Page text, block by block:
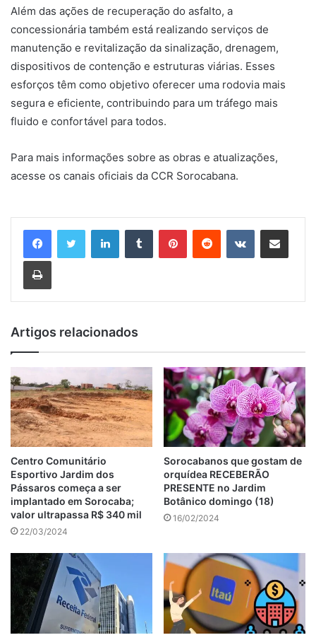
Além das ações de recuperação do asfalto, a
concessionária também está realizando serviços de
manutenção e revitalização da sinalização, drenagem,
dispositivos de contenção e estruturas viárias. Esses
esforços têm como objetivo oferecer uma rodovia mais
segura e eficiente, contribuindo para um tráfego mais
fluido e confortável para todos.
Para mais informações sobre as obras e atualizações,
acesse os canais oficiais da CCR Sorocabana.
LinkedinTumblr PinterestReddit VK Compartilhar via e-mail
Imprimir
Artigos relacionados
Centro Comunitário
Esportivo Jardim dos
Pássaros começa a ser
implantado em Sorocaba;
valor ultrapassa R$ 340 mil
22/03/2024
Sorocabanos que gostam de
orquídea RECEBERÃO
PRESENTE no Jardim
Botânico domingo (18)
16/02/2024